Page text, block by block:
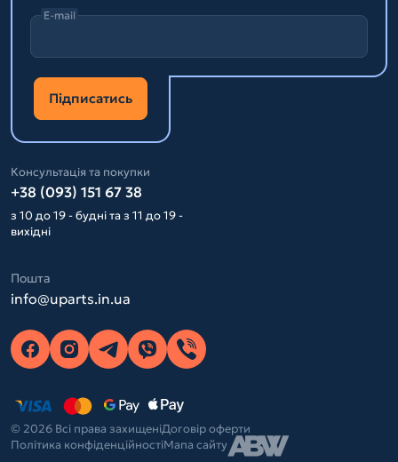
E-mail
Підписатись
Консультація та покупки
+38 (093) 151 67 38
з 10 до 19 - будні та з 11 до 19 -
вихідні
Пошта
info@uparts.in.ua
© 2026 Всі права захищеніДоговір оферти
Політика конфіденційностіМапа сайту